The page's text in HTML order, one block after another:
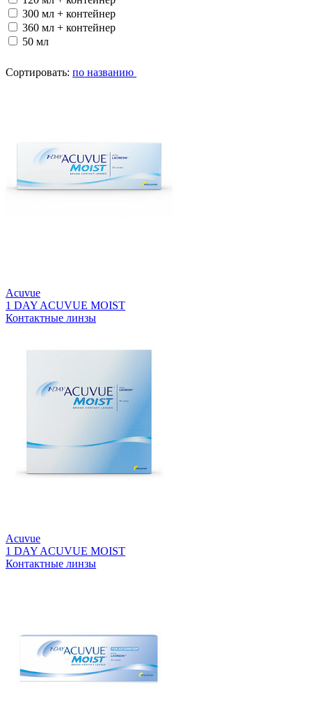
300 мл + контейнер
360 мл + контейнер
50 мл
Сортировать: по названию
Acuvue
1 DAY ACUVUE MOIST
Контактные линзы
Acuvue
1 DAY ACUVUE MOIST
Контактные линзы